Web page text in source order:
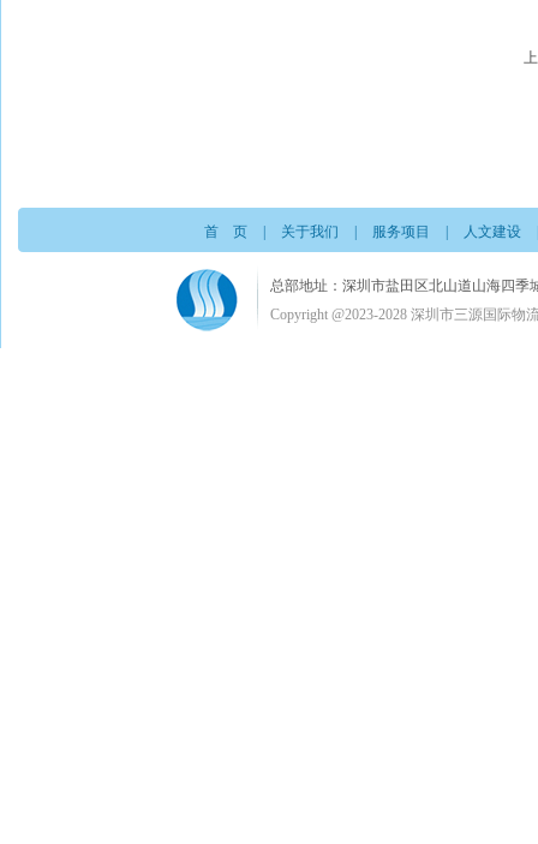
首 页 关于我们 服务项目 人文建设
总部地址：深圳市盐田区北山道山海四季
Copyright @2023-2028 深圳市三源国际物